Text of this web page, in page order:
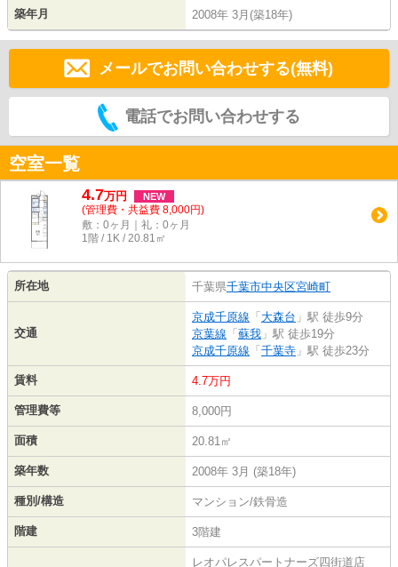
築年月 2008年 3月(築18年)
メールでお問い合わせする(無料)
電話でお問い合わせする
空室一覧
4.7万円 NEW
(管理費・共益費 8,000円)
敷：0ヶ月｜礼：0ヶ月
1階 / 1K / 20.81㎡
所在地 千葉県千葉市中央区宮崎町
交通
京成千原線 「 大森台 」駅 徒歩9分
京葉線 「 蘇我 」駅 徒歩19分
京成千原線 「 千葉寺 」駅 徒歩23分
賃料 4.7万円
管理費等 8,000円
面積 20.81㎡
築年数 2008年 3月 (築18年)
種別/構造 マンション/鉄骨造
階建 3階建
レオパレスパートナーズ四街道店